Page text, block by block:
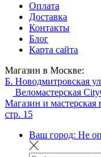
Оплата
Доставка
Контакты
Блог
Карта сайта
Магазин в Москве:
Б. Новодмитровская
Веломастерская
Магазин и мастерская
стр. 15
Ваш город: Не